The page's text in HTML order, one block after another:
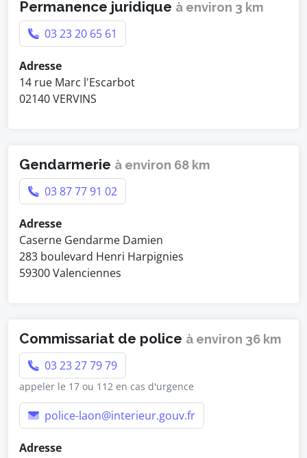
Permanence juridique à environ 3 km
03 23 20 65 61
Adresse
14 rue Marc l'Escarbot
02140 VERVINS
Gendarmerie à environ 68 km
03 87 77 91 02
Adresse
Caserne Gendarme Damien
283 boulevard Henri Harpignies
59300 Valenciennes
Commissariat de police à environ 36 km
03 23 27 79 79
appeler le 17 ou 112 en cas d'urgence
police-laon@interieur.gouv.fr
Adresse